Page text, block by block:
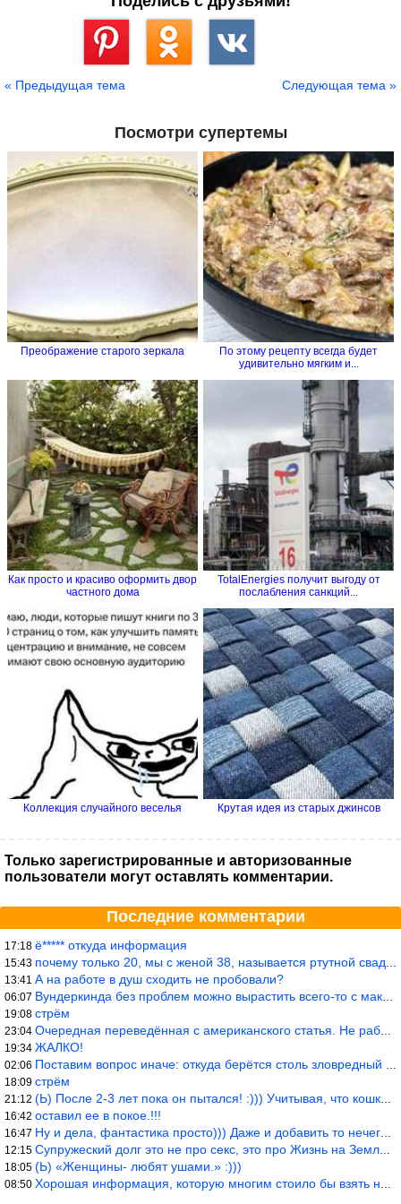
« Предыдущая тема Следующая тема »
Посмотри супертемы
Преображение старого зеркала
По этому рецепту всегда будет
удивительно мягким и...
Как просто и красиво оформить двор
частного дома
TotalEnergies получит выгоду от
послабления санкций...
Коллекция случайного веселья Крутая идея из старых джинсов
Только зарегистрированные и авторизованные
пользователи могут оставлять комментарии.
Последние комментарии
17:18 ё***** откуда информация
15:43 почему только 20, мы с женой 38, называется ртутной свадьбой, гр
13:41 А на работе в душ сходить не пробовали?
06:07 Вундеркинда без проблем можно вырастить всего-то с максимально р
19:08 стрём
23:04 Очередная переведённая с американского статья. Не работает эта ф
19:34 ЖАЛКО!
02:06 Поставим вопрос иначе: откуда берётся столь зловредный феминизм?
18:09 стрём
21:12 (Ь) После 2-3 лет пока он пытался! :))) Учитывая, что кошки 10-1
16:42 оставил ее в покое.!!!
16:47 Ну и дела, фантастика просто))) Даже и добавить то нечего…
12:15 Супружеский долг это не про секс, это про Жизнь на Земле. Супруж
18:05 (Ь) «Женщины- любят ушами.» :)))
08:50 Хорошая информация, которую многим стоило бы взять на вооружение